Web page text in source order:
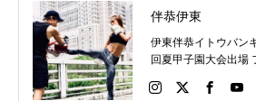
伴恭伊東
伊東伴恭イトウバ
回夏甲子園大会出
パーライト級新人王